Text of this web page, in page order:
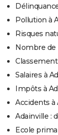
Pollution à
Risques
Nombre de
Salaires à
Impôts à
Accidents à
Adainville :
Ecole